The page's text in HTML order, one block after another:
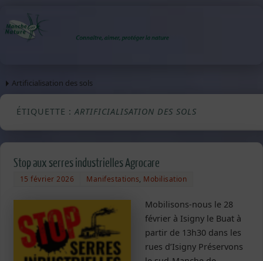
Artificialisation des sols
ÉTIQUETTE :ARTIFICIALISATION DES SOLS
Stop aux serres industrielles Agrocare
15 février 2026 Manifestations, Mobilisation
Mobilisons-nous le 28
février à Isigny le Buat à
partir de 13h30 dans les
rues d’Isigny Préservons